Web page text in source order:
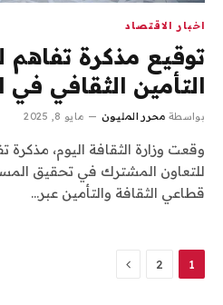
اخبار الاقتصاد
توقيع مذكرة تفاهم
التأمين الثقافي في
بواسطة محرر المليون مايو 8, 2025
وقعت وزارة الثقافة اليوم، مذكرة
للتعاون المشترك في تحقيق
قطاعي الثقافة والتأمين عبر…
1
2 التالي